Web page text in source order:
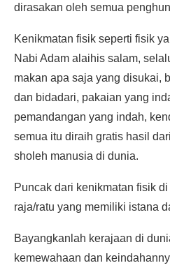
dirasakan oleh semua
Kenikmatan fisik seperti fisik
Nabi Adam alaihis salam,
makan apa saja yang disukai,
dan bidadari, pakaian yang
pemandangan yang indah,
semua itu diraih gratis hasil
sholeh manusia di dunia.
Puncak dari kenikmatan fisik
raja/ratu yang memiliki istana
Bayangkanlah kerajaan di
kemewahaan dan